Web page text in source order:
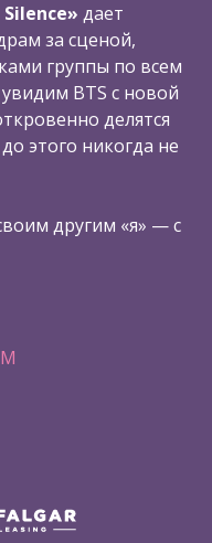
дает
за сценой,
группы по всем
BTS c новой
делятся
этого никогда не
другим «я» — с